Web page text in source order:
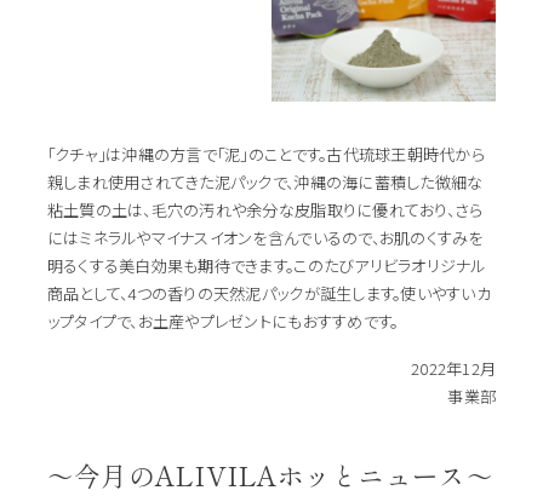
「クチャ」は沖縄の方言で「泥」のことです。古代琉球王朝時代から
親しまれ使用されてきた泥パックで、沖縄の海に蓄積した微細な
粘土質の土は、毛穴の汚れや余分な皮脂取りに優れており、さら
にはミネラルやマイナスイオンを含んでいるので、お肌のくすみを
明るくする美白効果も期待できます。このたびアリビラオリジナル
商品として、4つの香りの天然泥パックが誕生します。使いやすいカ
ップタイプで、お土産やプレゼントにもおすすめです。
2022年12月
事業部
～今月のALIVILAホッとニュース～